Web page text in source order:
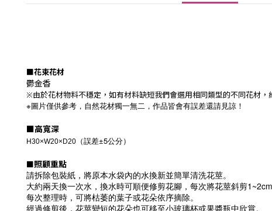
■花束花材
鬱金香
※由於花材物料不穩定，如有材料缺短我們會選用相同類型的不同花材，
※圖片僅供參考，自然花材獨一無二，作品皆會有誤差還請見諒！
■高寬深
H30×W20×D20 （誤差±5公分）
■照顧重點
請拆除包裝紙，將原本水袋內的水換新並簡單清洗花莖。
大約兩天換一次水，換水時可順便修剪花腳，每次將花莖斜剪
每次整理時，可將枯萎的葉子或花朵依序摘除。
經過修剪後，花莖變短的花朵也可移至小玻璃杯或果醬瓶中欣賞。